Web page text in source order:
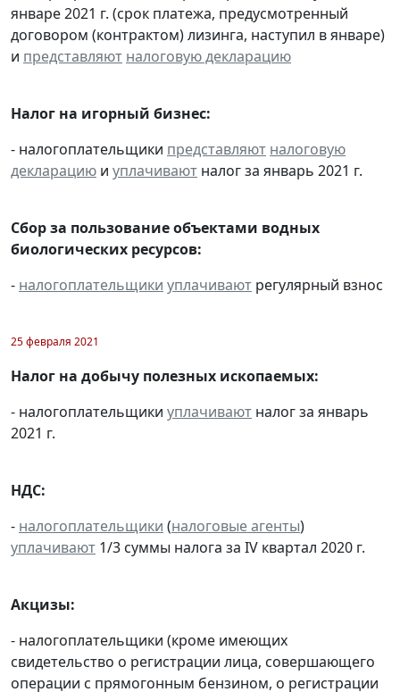
январе 2021 г. (срок платежа, предусмотренный
договором (контрактом) лизинга, наступил в январе)
и представляют налоговую декларацию
Налог на игорный бизнес:
- налогоплательщики представляют налоговую
декларацию и уплачивают налог за январь 2021 г.
Сбор за пользование объектами водных
биологических ресурсов:
- налогоплательщики уплачивают регулярный взнос
25 февраля 2021
Налог на добычу полезных ископаемых:
- налогоплательщики уплачивают налог за январь
2021 г.
НДС:
- налогоплательщики (налоговые агенты)
уплачивают 1/3 суммы налога за IV квартал 2020 г.
Акцизы:
- налогоплательщики (кроме имеющих
свидетельство о регистрации лица, совершающего
операции с прямогонным бензином, о регистрации